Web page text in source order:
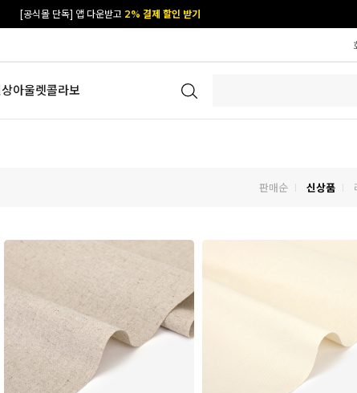
[공식몰 단독] 앱 다운받고 2% 결제 할인 받기
아울렛콜라보
판매순 신상품